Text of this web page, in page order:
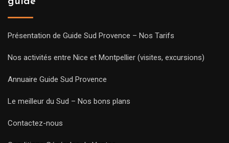
Présentation de Guide Sud Provence – Nos Tarifs
Nos activités entre Nice et Montpellier (visites, excursions)
Annuaire Guide Sud Provence
Le meilleur du Sud – Nos bons plans
Contactez-nous